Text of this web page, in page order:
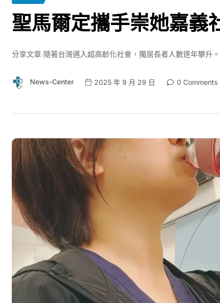
聖馬爾定攜手崇她嘉
分享文章 隨著台灣邁入超高齡化社會，獨居長者人數逐年攀
News-Center 2025 年 9 月 29 日 0 Comments